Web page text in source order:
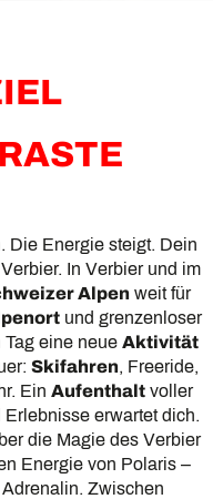
Die Energie steigt. Dein
In Verbier und im
Alpenweit für
und grenzenloser
eine neue Aktivität
Skifahren, Freeride,
Ein Aufenthaltvoller
erwartet dich.
die Magie des Verbier
Energie von Polaris –
Zwischen